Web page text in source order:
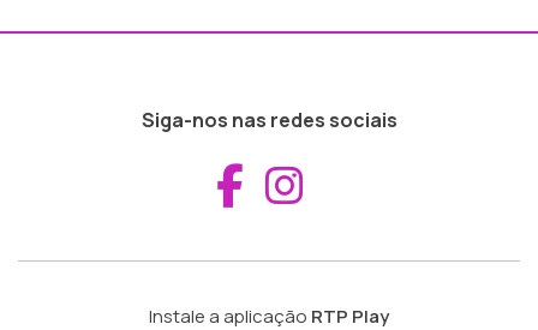
Siga-nos nas redes sociais
Aceder ao
Instale a aplicação RTP Play